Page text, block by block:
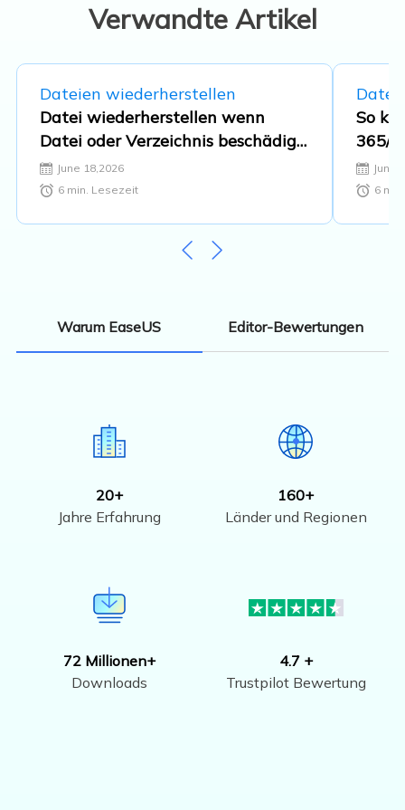
Verwandte Artikel
Dateien wiederherstellen
Datei wiederherstellen wenn
Datei oder Verzeichnis beschädigt
und nicht lesbar ist
June 18,2026
6min. Lesezeit
So
365/
June
6
Warum EaseUS Editor-Bewertungen
20+
Jahre Erfahrung
160+
Länder und Regionen
72 Millionen+
Downloads
4.7 +
Trustpilot Bewertung